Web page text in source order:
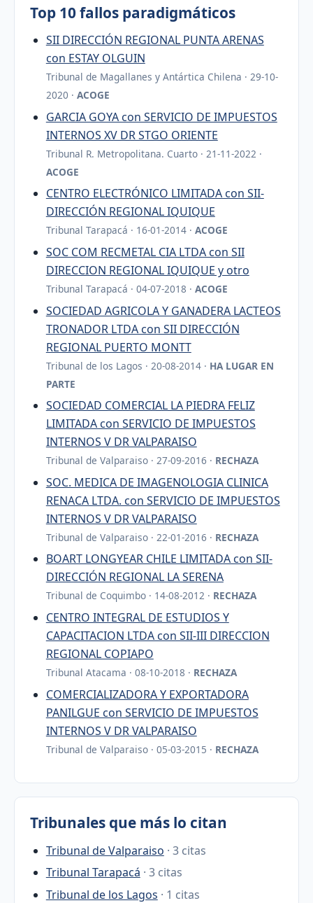
Top 10 fallos paradigmáticos
SII DIRECCIÓN REGIONAL PUNTA ARENAS
con ESTAY OLGUIN
Tribunal de Magallanes y Antártica Chilena · 29-10-
2020 · ACOGE
GARCIA GOYA con SERVICIO DE IMPUESTOS
INTERNOS XV DR STGO ORIENTE
Tribunal R. Metropolitana. Cuarto · 21-11-2022 ·
ACOGE
CENTRO ELECTRÓNICO LIMITADA con SII-
DIRECCIÓN REGIONAL IQUIQUE
Tribunal Tarapacá · 16-01-2014 · ACOGE
SOC COM RECMETAL CIA LTDA con SII
DIRECCION REGIONAL IQUIQUE y otro
Tribunal Tarapacá · 04-07-2018 · ACOGE
SOCIEDAD AGRICOLA Y GANADERA LACTEOS
TRONADOR LTDA con SII DIRECCIÓN
REGIONAL PUERTO MONTT
Tribunal de los Lagos · 20-08-2014 · HA LUGAR EN
PARTE
SOCIEDAD COMERCIAL LA PIEDRA FELIZ
LIMITADA con SERVICIO DE IMPUESTOS
INTERNOS V DR VALPARAISO
Tribunal de Valparaiso · 27-09-2016 · RECHAZA
SOC. MEDICA DE IMAGENOLOGIA CLINICA
RENACA LTDA. con SERVICIO DE IMPUESTOS
INTERNOS V DR VALPARAISO
Tribunal de Valparaiso · 22-01-2016 · RECHAZA
BOART LONGYEAR CHILE LIMITADA con SII-
DIRECCIÓN REGIONAL LA SERENA
Tribunal de Coquimbo · 14-08-2012 · RECHAZA
CENTRO INTEGRAL DE ESTUDIOS Y
CAPACITACION LTDA con SII-III DIRECCION
REGIONAL COPIAPO
Tribunal Atacama · 08-10-2018 · RECHAZA
COMERCIALIZADORA Y EXPORTADORA
PANILGUE con SERVICIO DE IMPUESTOS
INTERNOS V DR VALPARAISO
Tribunal de Valparaiso · 05-03-2015 · RECHAZA
Tribunales que más lo citan
Tribunal de Valparaiso · 3 citas
Tribunal Tarapacá · 3 citas
Tribunal de los Lagos · 1 citas